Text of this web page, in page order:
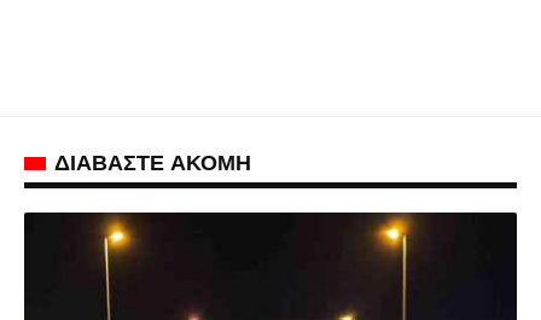
ΔΙΑΒΑΣΤΕ ΑΚΟΜΗ